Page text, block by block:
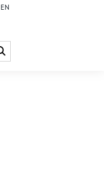
EN